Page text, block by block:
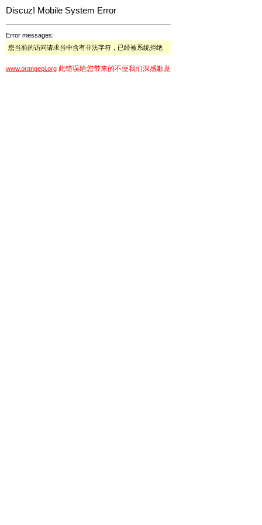
Discuz! Mobile System Error
Error messages:
您当前的访问请求当中含有非法字符，已经被系统拒绝
www.orangepi.org 此错误给您带来的不便我们深感歉意